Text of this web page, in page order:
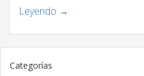
Leyendo →
Categorías